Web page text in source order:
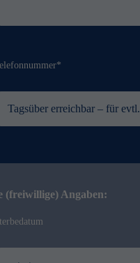
(freiwillige) Angaben: